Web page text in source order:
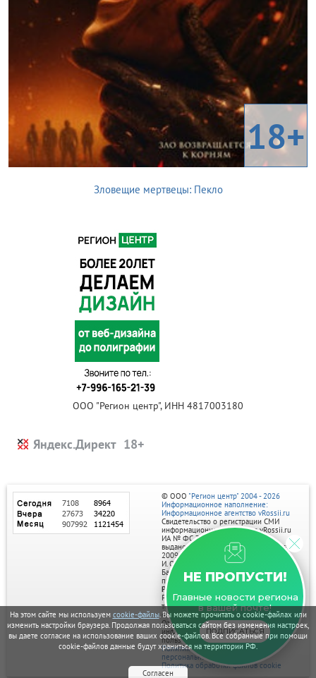
На этом сайте мы используем cookie-файлы. Вы можете прочитать о cookie-файлах или
изменить настройки браузера. Продолжая пользоваться сайтом без изменения настроек,
вы даете согласие на использование ваших cookie-файлов. Все собранные при помощи
cookie-файлов данные будут храниться на территории РФ.
Согласен
18+
Зловещие мертвецы: Пекло
ООО "Регион центр", ИНН 4817003180
Яндекс.Директ
НЕ ПРОПУСТИ!
Главные новости региона
в вашей почте!
ПОДПИСАТЬСЯ
© ООО "Регион центр" 2004 - 2026
Информационное наполнение:
Информационное агентство vRossii.ru
Свидетельство о регистрации СМИ
информационного агентства vRossii.ru
ИА № ФС 77‑35502
выдано РОСКОМНАДЗОРом 04 марта
2009г.
И. О. Главного редактора Нарыков А. Н.
Баннеры на портале размещаются на
правах рекламы.
Реклама на портале:
Рекламное агентство "Умный маркетинг"
тел. 7-910-267-70-40,
email: umnyy.marketing@yandex.ru
Отдельные публикации могут содержать
информацию, не предназначенную для
пользователей до 18 лет.
Политика в отношении обработки
персональных данных
Политика обработки файлов cookie